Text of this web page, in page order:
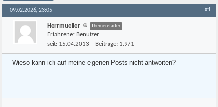
09.02.2026, 23:05 #1
Herrmueller Themenstarter
Erfahrener Benutzer
seit: 15.04.2013 Beiträge: 1.971
Wieso kann ich auf meine eigenen Posts nicht antworten?